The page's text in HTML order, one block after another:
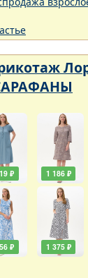
₽
₽
1 186 ₽
1 375 ₽